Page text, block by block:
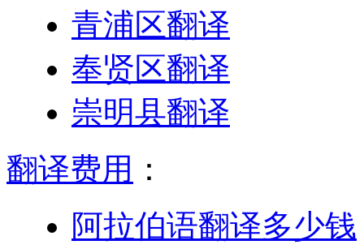
青浦区翻译
奉贤区翻译
崇明县翻译
翻译费用 ：
阿拉伯语翻译多少钱